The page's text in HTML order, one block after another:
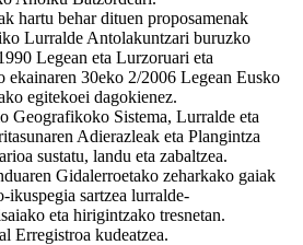
hartu behar dituen proposamenak
Lurralde Antolakuntzari buruzko
Legean eta Lurzoruari eta
30eko 2/2006 Legean Eusko
egitekoei dagokienez.
Geografikoko Sistema, Lurralde eta
Adierazleak eta Plangintza
sustatu, landu eta zabaltzea.
Gidalerroetako zeharkako gaiak
ikuspegia sartzea lurralde-
eta hirigintzako tresnetan.
Erregistroa kudeatzea.